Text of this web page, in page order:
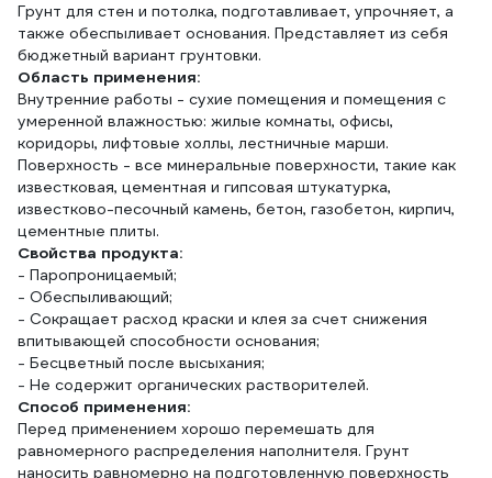
Грунт для стен и потолка, подготавливает, упрочняет, а
также обеспыливает основания. Представляет из себя
бюджетный вариант грунтовки.
Область применения:
Внутренние работы - сухие помещения и помещения с
умеренной влажностью: жилые комнаты, офисы,
коридоры, лифтовые холлы, лестничные марши.
Поверхность - все минеральные поверхности, такие как
известковая, цементная и гипсовая штукатурка,
известково-песочный камень, бетон, газобетон, кирпич,
цементные плиты.
Свойства продукта:
- Паропроницаемый;
- Обеспыливающий;
- Сокращает расход краски и клея за счет снижения
впитывающей способности основания;
- Бесцветный после высыхания;
- Не содержит органических растворителей.
Способ применения:
Перед применением хорошо перемешать для
равномерного распределения наполнителя. Грунт
наносить равномерно на подготовленную поверхность